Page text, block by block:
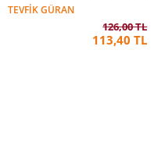
TEVFIK GÜRAN
126,00 TL
113,40 TL